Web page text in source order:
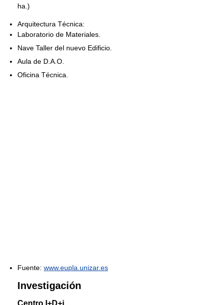
ha.)
Arquitectura Técnica:
Laboratorio de Materiales.
Nave Taller del nuevo Edificio.
Aula de D.A.O.
Oficina Técnica.
Fuente: www.eupla.unizar.es
Investigación
Centro I+D+i